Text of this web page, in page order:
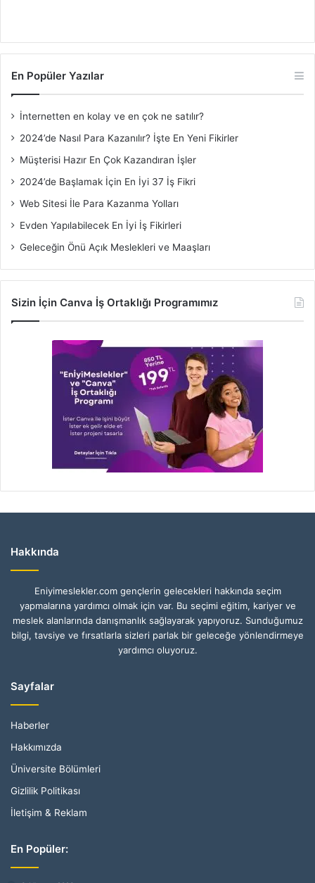
En Popüler Yazılar
İnternetten en kolay ve en çok ne satılır?
2024’de Nasıl Para Kazanılır? İşte En Yeni Fikirler
Müşterisi Hazır En Çok Kazandıran İşler
2024’de Başlamak İçin En İyi 37 İş Fikri
Web Sitesi İle Para Kazanma Yolları
Evden Yapılabilecek En İyi İş Fikirleri
Geleceğin Önü Açık Meslekleri ve Maaşları
Sizin İçin Canva İş Ortaklığı Programımız
Hakkında
Eniyimeslekler.com gençlerin gelecekleri hakkında seçim
yapmalarına yardımcı olmak için var. Bu seçimi eğitim, kariyer ve
meslek alanlarında danışmanlık sağlayarak yapıyoruz. Sunduğumuz
bilgi, tavsiye ve fırsatlarla sizleri parlak bir geleceğe yönlendirmeye
yardımcı oluyoruz.
Sayfalar
Haberler
Hakkımızda
Üniversite Bölümleri
Gizlilik Politikası
İletişim & Reklam
En Popüler: